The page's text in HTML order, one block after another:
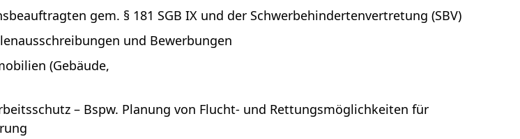
gem. § 181 SGB IX und der Schwerbehindertenvertretung (SBV)
und Bewerbungen
(Gebäude,
– Bspw. Planung von Flucht- und Rettungsmöglichkeiten für